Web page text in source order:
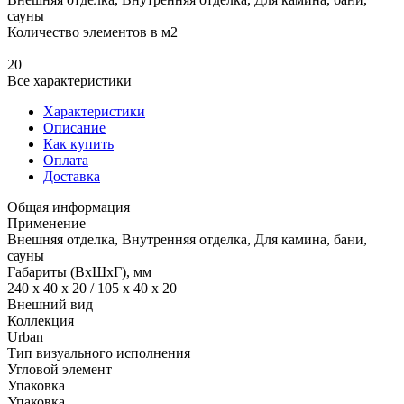
сауны
Количество элементов в м2
—
20
Все характеристики
Характеристики
Описание
Как купить
Оплата
Доставка
Общая информация
Применение
Внешняя отделка, Внутренняя отделка, Для камина, бани,
сауны
Габариты (ВхШхГ), мм
240 x 40 x 20 / 105 x 40 x 20
Внешний вид
Коллекция
Urban
Тип визуального исполнения
Угловой элемент
Упаковка